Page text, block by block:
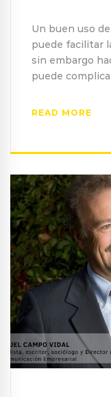
Un buen uso
puede facilitar
sin embargo
puede
READ MORE